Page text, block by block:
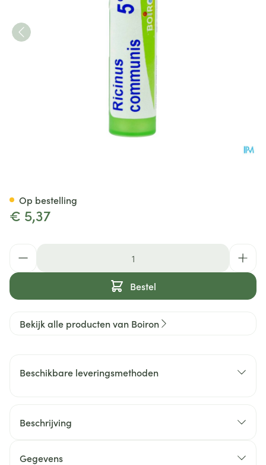
€ 5,37
Bestel
Op bestelling
Bekijk alle producten van Boiron
Beschikbare leveringsmethoden
Beschrijving
Gegevens